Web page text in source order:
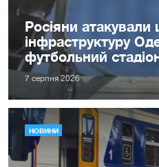
Росіяни атакували
інфраструктуру
футбольний
7 серпня 2026
НОВИНИ